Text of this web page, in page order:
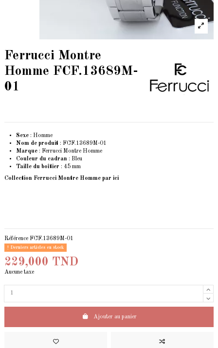
Ferrucci Montre
Homme FCF.13689M-
01
Sexe : Homme
Nom de produit : FCF.13689M-01
Marque : Ferrucci Montre Homme
Couleur du cadran : Bleu
Taille du boîtier : 45 mm
Collection Ferrucci Montre Homme par ici
Référence FCF.13689M-01
Derniers articles en stock
229,000 TND
Aucune taxe
Ajouter au panier